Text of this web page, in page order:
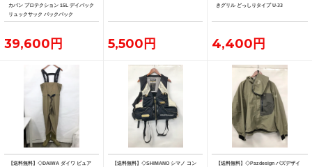
カバン プロテクション 15L デイパック
リュックサック バックパック
39,600円 5,500円
きグリル どっしりタイプ U-33
4,400円
【送料無料】◇DAIWA ダイワ ピュア
【送料無料】◇SHIMANO シマノ コン
【送料無料】◇Pazdesign パズデザイ